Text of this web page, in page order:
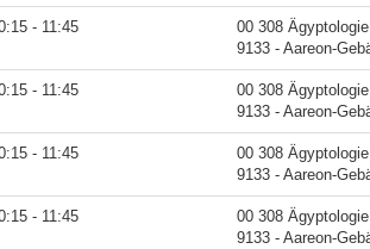
- 11:45
00 308 Ägyptologie
9133 - Aareon-
- 11:45
00 308 Ägyptologie
9133 - Aareon-
- 11:45
00 308 Ägyptologie
9133 - Aareon-
- 11:45
00 308 Ägyptologie
9133 - Aareon-